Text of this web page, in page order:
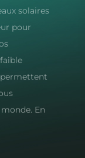
solaires
pour
En